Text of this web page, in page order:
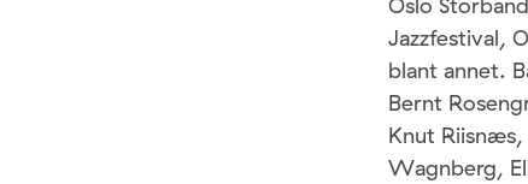
Jazzfestival,
blant annet.
Bernt
Knut Riisnæs,
Wagnberg,